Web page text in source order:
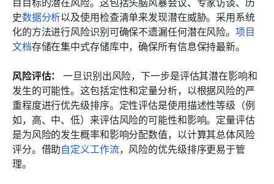
史数据分析以及使用检查清单来发现潜在威胁。采用系统
化的方法进行风险识别可确保不遗漏任何潜在风险。项目
文档存储在集中式存储库中，确保所有信息保持最新。
风险评估： 一旦识别出风险，下一步是评估其潜在影响和
发生的可能性。这包括定性和定量分析，以根据风险的严
重程度进行优先级排序。定性评估是使用描述性等级（例
如，高、中、低）来评估风险的可能性和影响。定量评估
是为风险的发生概率和影响分配数值，以计算其总体风险
评分。借助自定义工作流，风险的优先级排序更易于管
理。